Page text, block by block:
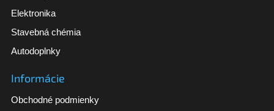
Elektronika
Stavebná chémia
Autodoplnky
Informácie
Obchodné podmienky